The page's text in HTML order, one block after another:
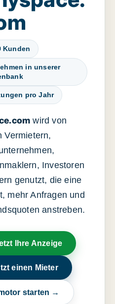
Kunden
in unserer
pro Jahr
wird von
Vermietern,
Investoren
genutzt, die eine
mehr Anfragen und
anstreben.
Ihre Anzeige
einen Mieter
starten →